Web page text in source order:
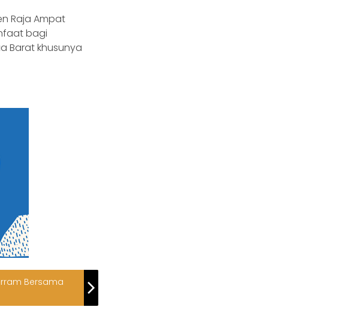
Raja Ampat
bagi
Barat khusunya
Bersama